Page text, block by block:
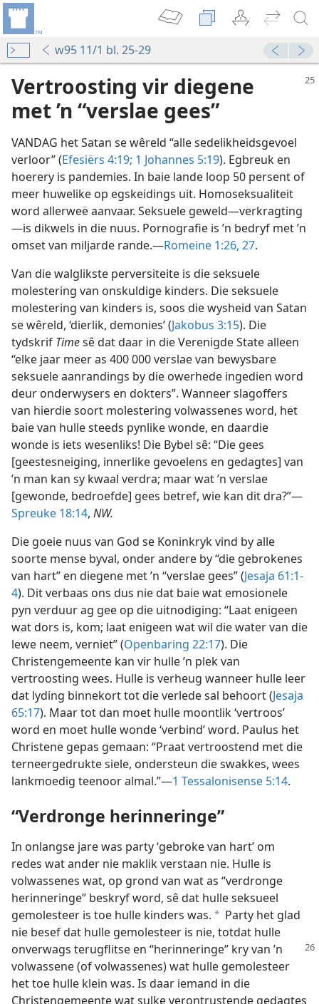
w95 11/1 bl. 25-29
Vertroosting vir diegene
met ’n “verslae gees”
VANDAG het Satan se wêreld “alle sedelikheidsgevoel
verloor” (Efesiërs 4:19; 1 Johannes 5:19). Egbreuk en
hoerery is pandemies. In baie lande loop 50 persent of
meer huwelike op egskeidings uit. Homoseksualiteit
word allerweë aanvaar. Seksuele geweld—verkragting
—is dikwels in die nuus. Pornografie is ’n bedryf met ’n
omset van miljarde rande.—Romeine 1:26, 27.
Van die walglikste perversiteite is die seksuele
molestering van onskuldige kinders. Die seksuele
molestering van kinders is, soos die wysheid van Satan
se wêreld, ‘dierlik, demonies’ (Jakobus 3:15). Die
tydskrif Timesê dat daar in die Verenigde State alleen
“elke jaar meer as 400 000 verslae van bewysbare
seksuele aanrandings by die owerhede ingedien word
deur onderwysers en dokters”. Wanneer slagoffers
van hierdie soort molestering volwassenes word, het
baie van hulle steeds pynlike wonde, en daardie
wonde is iets wesenliks! Die Bybel sê: “Die gees
[geestesneiging, innerlike gevoelens en gedagtes] van
’n man kan sy kwaal verdra; maar wat ’n verslae
[gewonde, bedroefde] gees betref, wie kan dit dra?”—
Spreuke 18:14, NW.
Die goeie nuus van God se Koninkryk vind by alle
soorte mense byval, onder andere by “die gebrokenes
van hart” en diegene met ’n “verslae gees” (Jesaja 61:1-
4). Dit verbaas ons dus nie dat baie wat emosionele
pyn verduur ag gee op die uitnodiging: “Laat enigeen
wat dors is, kom; laat enigeen wat wil die water van die
lewe neem, verniet” (Openbaring 22:17). Die
Christengemeente kan vir hulle ’n plek van
vertroosting wees. Hulle is verheug wanneer hulle leer
dat lyding binnekort tot die verlede sal behoort (Jesaja
65:17). Maar tot dan moet hulle moontlik ‘vertroos’
word en moet hulle wonde ‘verbind’ word. Paulus het
Christene gepas gemaan: “Praat vertroostend met die
terneergedrukte siele, ondersteun die swakkes, wees
lankmoedig teenoor almal.”—1 Tessalonisense 5:14.
“Verdronge herinneringe”
In onlangse jare was party ‘gebroke van hart’ om
redes wat ander nie maklik verstaan nie. Hulle is
volwassenes wat, op grond van wat as “verdronge
herinneringe” beskryf word, sê dat hulle seksueel
gemolesteer is toe hulle kinders was. a Party het glad
nie besef dat hulle gemolesteer is nie, totdat hulle
onverwags terugflitse en “herinneringe” kry van ’n
volwassene (of volwassenes) wat hulle gemolesteer
het toe hulle klein was. Is daar iemand in die
Christengemeente wat sulke verontrustende gedagtes